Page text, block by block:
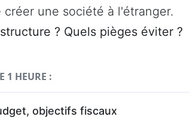
une société à l'étranger.
? Quels pièges éviter ?
1 HEURE :
objectifs fiscaux